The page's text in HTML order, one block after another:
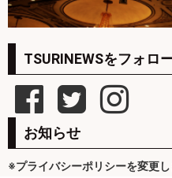
TSURINEWSをフォロ
お知らせ
※プライバシーポリシーを変更